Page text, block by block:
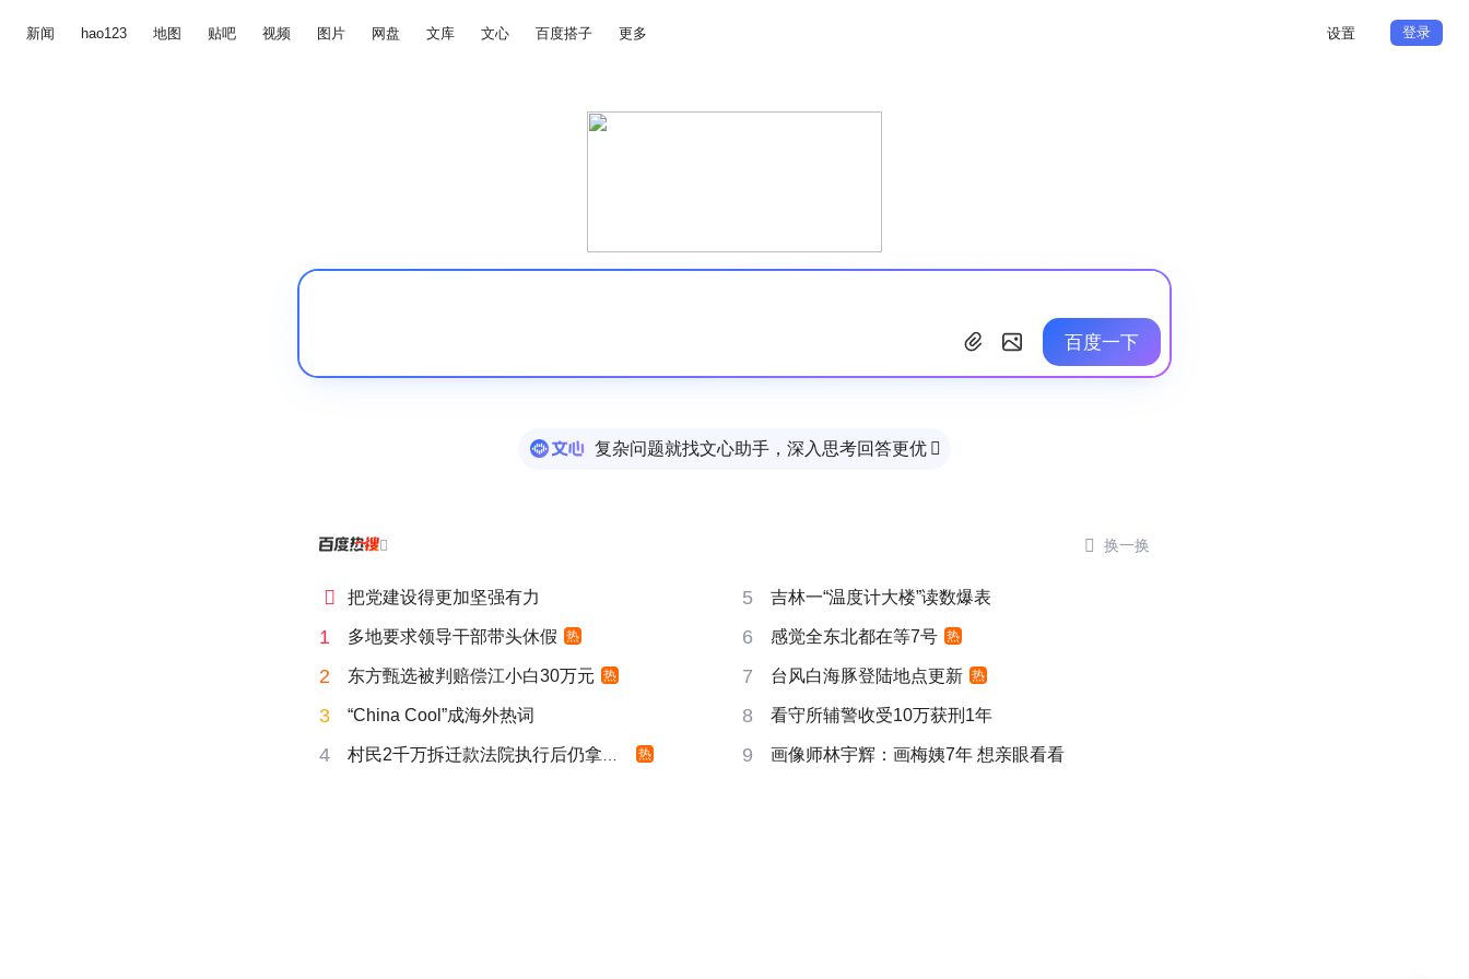
新闻 hao123 地图 贴吧 视频 图片 网盘 文库 文心 百度搭子 更多 设置 登录
百度一下
复杂问题就找文心助手，深入思考回答更优 
  换一换
 把党建设得更加坚强有力 5 吉林一“温度计大楼”读数爆表
1 多地要求领导干部带头休假 热 6 感觉全东北都在等7号 热
2 东方甄选被判赔偿江小白30万元 热 7 台风白海豚登陆地点更新 热
3 “China Cool”成海外热词 8 看守所辅警收受10万获刑1年
4 村民2千万拆迁款法院执行后仍拿不到 热 9 画像师林宇辉：画梅姨7年 想亲眼看看